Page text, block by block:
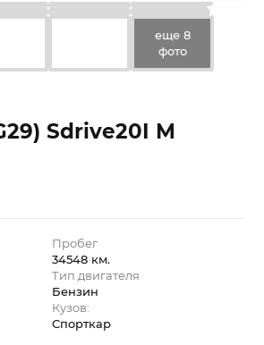
еще 8
фото
Sdrive20I M
Пробег
34548 км.
Тип двигателя
Бензин
Кузов:
Спорткар